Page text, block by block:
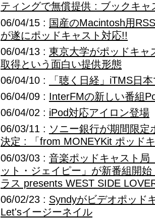
ティングで無償提供 : ブックキャ
06/04/15 : 国産のMacintosh用
が遂にポッドキャスト対応!!
06/04/13 : 東京大学がポッドキャ
取得という面白い提供形態
06/04/10 :
「聴く日経」iTMS日
06/04/09 : InterFMの新しい番組
06/04/02 : iPod対応アイロン登場
06/03/11 : ソニー銀行が期間限定
決定 : 「from MONEYKit ポッド
06/03/03 : 音楽ポッドキャスト局
ット・ジェイピー」が新番組開
ラス presents WEST SIDE
06/02/23 : Syndyがビデオポッド
Let'sイージーネイル